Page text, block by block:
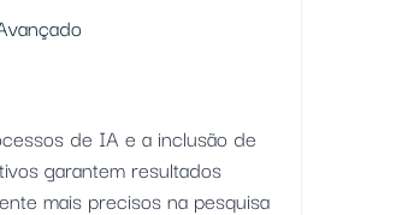
de IA e a inclusão de
garantem resultados
mais precisos na pesquisa